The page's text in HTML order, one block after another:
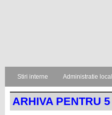
Stiri interne Administratie
ARHIVA PENTRU